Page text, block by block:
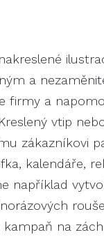
a
firmy a
vtip
zákazníkovi
kalendáře,
například
kampaň na